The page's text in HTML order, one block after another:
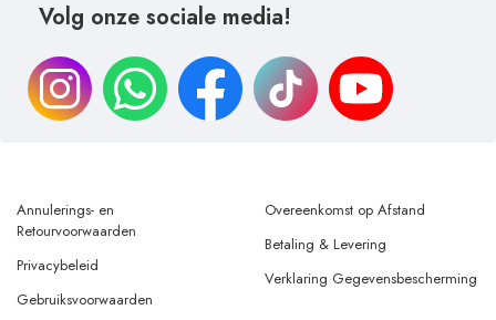
Volg onze sociale media!
Annulerings- en
Retourvoorwaarden
Privacybeleid
Gebruiksvoorwaarden
Overeenkomst op Afstand
Betaling & Levering
Verklaring Gegevensbescherming